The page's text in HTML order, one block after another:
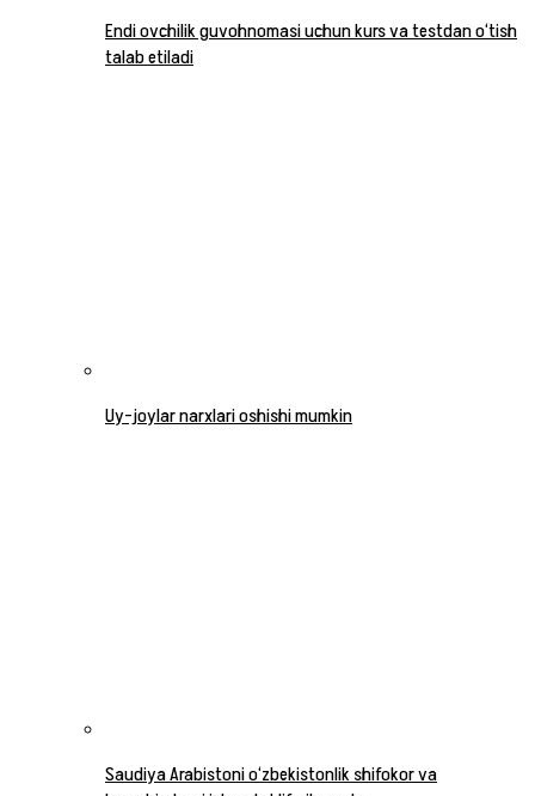
Endi ovchilik guvohnomasi uchun kurs va testdan o‘tish
talab etiladi
Uy-joylar narxlari oshishi mumkin
Saudiya Arabistoni o‘zbekistonlik shifokor va